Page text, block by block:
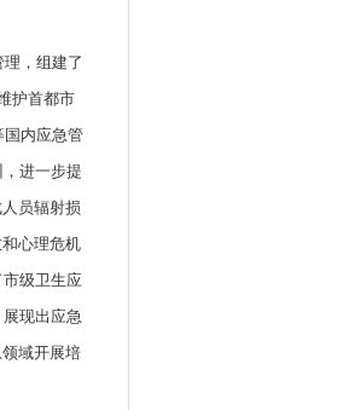
，组建了
护首都市
国内应急管
进一步提
员辐射损
心理危机
级卫生应
现出应急
域开展培